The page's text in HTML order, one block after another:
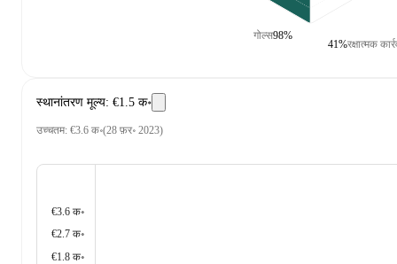
गोल्स98%
रक्षात्मक
41%
स्थानांतरण मूल्य: €1.5 क॰
उच्चतम: €3.6 क॰(28 फ़र॰ 2023)
€3.6 क॰
€2.7 क॰
€1.8 क॰